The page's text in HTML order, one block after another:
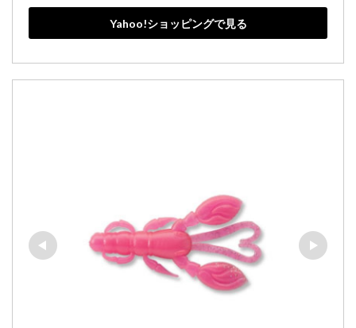
Yahoo!ショッピングで見る